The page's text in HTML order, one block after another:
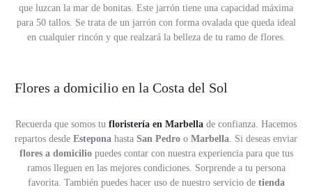
que luzcan la mar de bonitas. Este jarrón tiene una capacidad máxima
para 50 tallos. Se trata de un jarrón con forma ovalada que queda ideal
en cualquier rincón y que realzará la belleza de tu ramo de flores.
Flores a domicilio en la Costa del Sol
Recuerda que somos tu floristería en Marbella de confianza. Hacemos
repartos desde Estepona hasta San Pedro o Marbella. Si deseas enviar
flores a domiciliopuedes contar con nuestra experiencia para que tus
ramos lleguen en las mejores condiciones. Sorprende a tu persona
favorita. También puedes hacer uso de nuestro servicio de tienda